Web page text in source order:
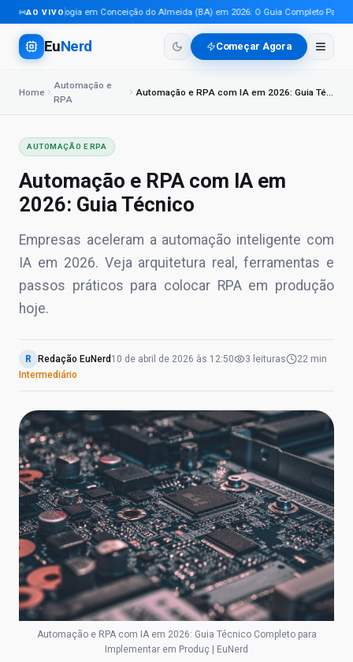
AO VIVO
Tecnologia em Conceição do Almeida (BA) em 2026: O Guia Completo Para
EuNerd Começar Agora
Home
Automação e
RPA
Automação e RPA com IA em 2026: Guia Técnico
AUTOMAÇÃO E RPA
Automação e RPA com IA em
2026: Guia Técnico
Empresas aceleram a automação inteligente com
IA em 2026. Veja arquitetura real, ferramentas e
passos práticos para colocar RPA em produção
hoje.
R Redação EuNerd 10 de abril de 2026 às 12:50 3 leituras
22 min
Intermediário
Automação e RPA com IA em 2026: Guia Técnico Completo para
Implementar em Produç | EuNerd